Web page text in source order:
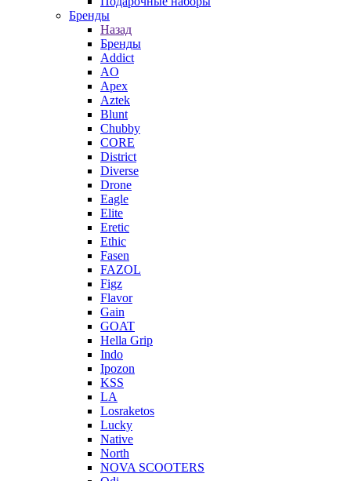
Бренды
Назад
Бренды
Addict
AO
Apex
Aztek
Blunt
Chubby
CORE
District
Diverse
Drone
Eagle
Elite
Eretic
Ethic
Fasen
FAZOL
Figz
Flavor
Gain
GOAT
Hella Grip
Indo
Ipozon
KSS
LA
Losraketos
Lucky
Native
North
NOVA SCOOTERS